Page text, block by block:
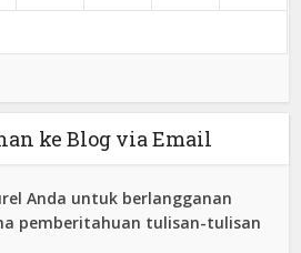
ke Blog via Email
Anda untuk berlangganan
pemberitahuan tulisan-tulisan